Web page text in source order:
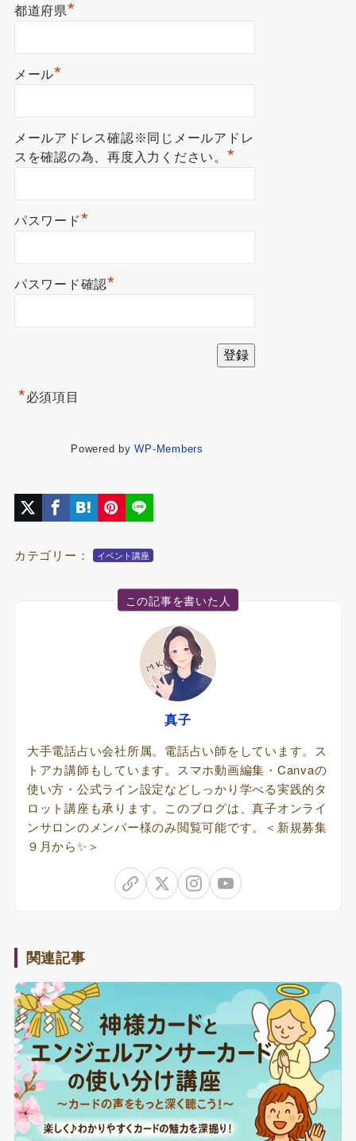
都道府県*
メール*
メールアドレス確認※同じメールアドレ
スを確認の為、再度入力ください。 *
パスワード*
パスワード確認*
*必須項目
Powered byWP-Members
カテゴリー： イベント講座
この記事を書いた人
真子
大手電話占い会社所属。電話占い師をしています。ス
トアカ講師もしています。スマホ動画編集・Canvaの
使い方・公式ライン設定などしっかり学べる実践的タ
ロット講座も承ります。このブログは、真子オンライ
ンサロンのメンバー様のみ閲覧可能です。＜新規募集
９月から✨＞
関連記事